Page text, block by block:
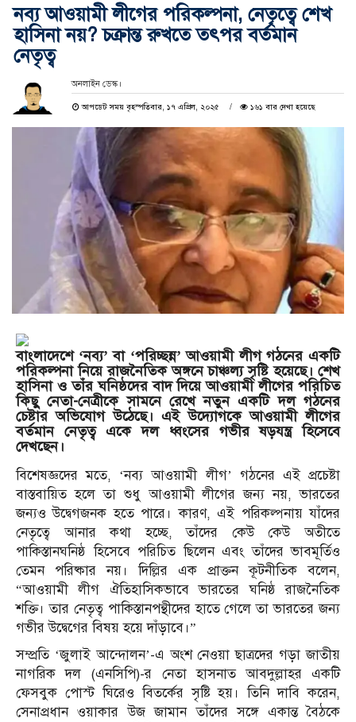
নব্য আওয়ামী লীগের পরিকল্পনা, নেতৃত্বে শেখ
হাসিনা নয়? চক্রান্ত রুখতে তৎপর বর্তমান
নেতৃত্ব
অনলাইন ডেস্ক।
আপডেট সময় বৃহস্পতিবার, ১৭ এপ্রিল, ২০২৫ ১৬১ বার দেখা হয়েছে
বাংলাদেশে ‘নব্য’ বা ‘পরিচ্ছন্ন’ আওয়ামী লীগ গঠনের একটি
পরিকল্পনা নিয়ে রাজনৈতিক অঙ্গনে চাঞ্চল্য সৃষ্টি হয়েছে। শেখ
হাসিনা ও তাঁর ঘনিষ্ঠদের বাদ দিয়ে আওয়ামী লীগের পরিচিত
কিছু নেতা-নেত্রীকে সামনে রেখে নতুন একটি দল গঠনের
চেষ্টার অভিযোগ উঠেছে। এই উদ্যোগকে আওয়ামী লীগের
বর্তমান নেতৃত্ব একে দল ধ্বংসের গভীর ষড়যন্ত্র হিসেবে
দেখছেন।
বিশেষজ্ঞদের মতে, ‘নব্য আওয়ামী লীগ’ গঠনের এই প্রচেষ্টা
বাস্তবায়িত হলে তা শুধু আওয়ামী লীগের জন্য নয়, ভারতের
জন্যও উদ্বেগজনক হতে পারে। কারণ, এই পরিকল্পনায় যাঁদের
নেতৃত্বে আনার কথা হচ্ছে, তাঁদের কেউ কেউ অতীতে
পাকিস্তানঘনিষ্ঠ হিসেবে পরিচিত ছিলেন এবং তাঁদের ভাবমূর্তিও
তেমন পরিষ্কার নয়। দিল্লির এক প্রাক্তন কূটনীতিক বলেন,
“আওয়ামী লীগ ঐতিহাসিকভাবে ভারতের ঘনিষ্ঠ রাজনৈতিক
শক্তি। তার নেতৃত্ব পাকিস্তানপন্থীদের হাতে গেলে তা ভারতের জন্য
গভীর উদ্বেগের বিষয় হয়ে দাঁড়াবে।”
সম্প্রতি ‘জুলাই আন্দোলন’-এ অংশ নেওয়া ছাত্রদের গড়া জাতীয়
নাগরিক দল (এনসিপি)-র নেতা হাসনাত আবদুল্লাহর একটি
ফেসবুক পোস্ট ঘিরেও বিতর্কের সৃষ্টি হয়। তিনি দাবি করেন,
সেনাপ্রধান ওয়াকার উজ জামান তাঁদের সঙ্গে একান্ত বৈঠকে